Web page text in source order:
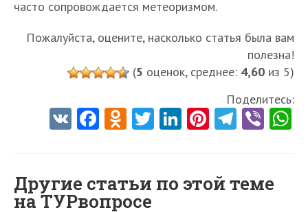
часто сопровождается метеоризмом.
Пожалуйста, оцените, насколько статья была вам
полезна!
(5 оценок, среднее: 4,60 из 5)
Поделитесь:
V Fa
o
O
o
T
er
Li
dI
Pi
es
Te
a
Vi
Другие статьи по этой теме
на ТУРвопросе